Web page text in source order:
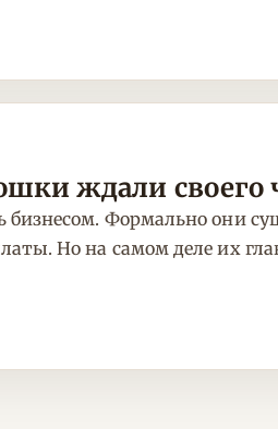
ждали своего
бизнесом. Формально они
Но на самом деле их